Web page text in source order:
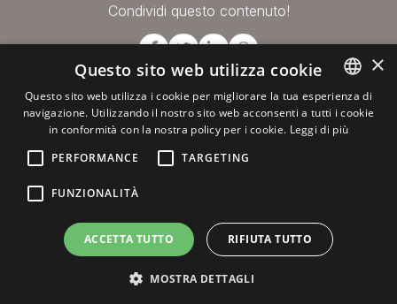
Condividi questo contenuto!
Per info e consulenza
ITALIAN
×
Questo sito web utilizza cookie
Questo sito web utilizza i cookie per migliorare la tua esperienza di
navigazione. Utilizzando il nostro sito web acconsenti a tutti i cookie
in conformità con la nostra policy per i cookie. Leggi di più
PERFORMANCE
TARGETING
FUNZIONALITÀ
ACCETTA TUTTO RIFIUTA TUTTO
MOSTRA DETTAGLI